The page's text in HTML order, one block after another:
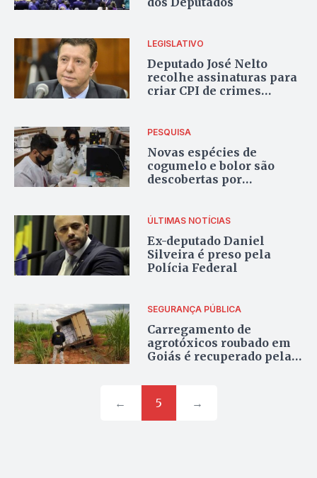
LEGISLATIVO
Deputado José Nelto
recolhe assinaturas para
criar CPI de crimes
PESQUISA
Novas espécies de
cogumelo e bolor são
descobertas por
ÚLTIMAS NOTÍCIAS
Ex-deputado Daniel
Silveira é preso pela
Polícia Federal
SEGURANÇA PÚBLICA
Carregamento de
agrotóxicos roubado em
Goiás é recuperado pela
← 5 →